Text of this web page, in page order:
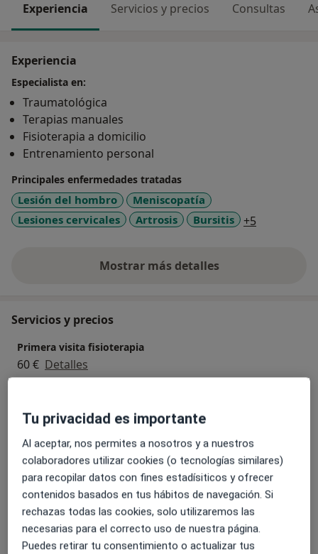
Experiencia Servicios y precios Consultas
Experiencia
Especialista en:
Traumatológica
Terapias manuales
Fisioterapia a domicilio
Entrenamiento personal
Principales enfermedades tratadas
Lesión del hombro
Meniscopatía
Lesiones cervicales
Artrosis Bursitis +5
Mostrar más detalles
sobre la experiencia
Servicios y precios
Primera visita fisioterapia
60 € Detalles
25 € Detalles
Tratamiento del dolor
60 € Detalles
Tratamiento corporal
Detalles
Tu privacidad es importante
Al aceptar, nos permites a nosotros y a nuestros
colaboradores utilizar cookies (o tecnologías similares)
para recopilar datos con fines estadísiticos y ofrecer
contenidos basados en tus hábitos de navegación. Si
rechazas todas las cookies, solo utilizaremos las
necesarias para el correcto uso de nuestra página.
Puedes retirar tu consentimiento o actualizar tus